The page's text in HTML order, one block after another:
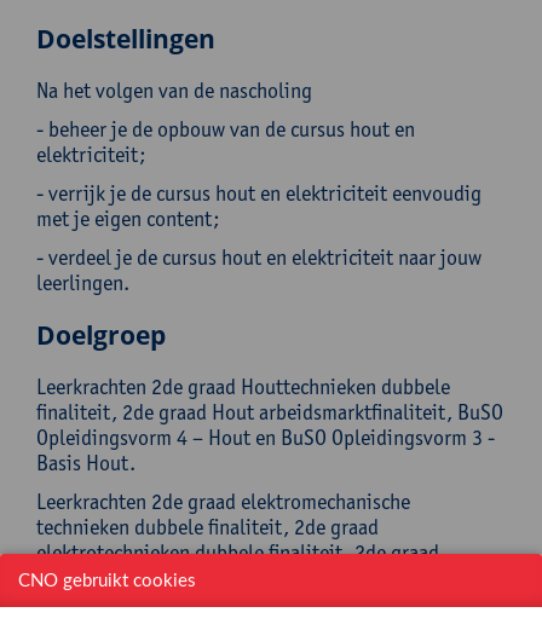
Doelstellingen
Na het volgen van de nascholing
- beheer je de opbouw van de cursus hout en
elektriciteit;
- verrijk je de cursus hout en elektriciteit eenvoudig
met je eigen content;
- verdeel je de cursus hout en elektriciteit naar jouw
leerlingen.
Doelgroep
Leerkrachten 2de graad Houttechnieken dubbele
finaliteit, 2de graad Hout arbeidsmarktfinaliteit, BuSO
Opleidingsvorm 4 – Hout en BuSO Opleidingsvorm 3 -
Basis Hout.
Leerkrachten 2de graad elektromechanische
technieken dubbele finaliteit, 2de graad
elektrotechnieken dubbele finaliteit, 2de graad
elektriciteit arbeidsmarktfinaliteit en BuSO
Opleidingsvorm 4 – Elektriciteit.
CNO gebruikt cookies